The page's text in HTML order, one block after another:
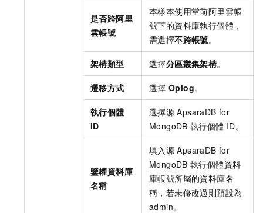
是否跨阿里
雲帳號
本樣本使用當前阿里雲帳
號下的資料庫執行個體，
需選擇不跨帳號。
架構類型 選擇分區叢集架構。
遷移方式 選擇 Oplog。
執行個體
ID
選擇源 ApsaraDB for
MongoDB 執行個體 ID。
鑒權資料庫
名稱
填入源 ApsaraDB for
MongoDB 執行個體資料
庫帳號所屬的資料庫名
稱，若未修改過則預設為
admin。